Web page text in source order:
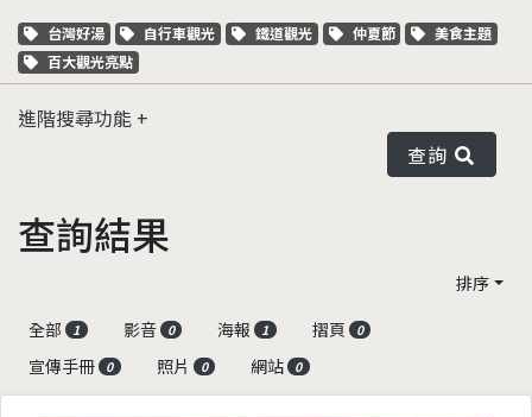
關鍵字標籤
台灣好湯 關鍵字標籤
自行車觀光 關鍵字標籤
鐵道觀光 關鍵字標籤
仲夏節 關鍵字標籤
美食主題
關鍵字標籤
百大觀光亮點
進階搜尋功能
查詢
查詢結果
排序
全部
1 影音 0 海報 1 摺頁 0
宣傳手冊 0 照片 0 網站 0